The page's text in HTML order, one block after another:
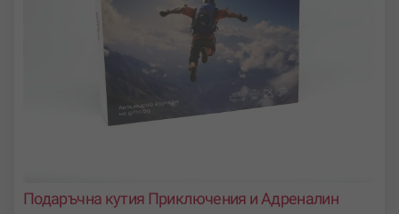
Подаръчна кутия Приключения и Адреналин